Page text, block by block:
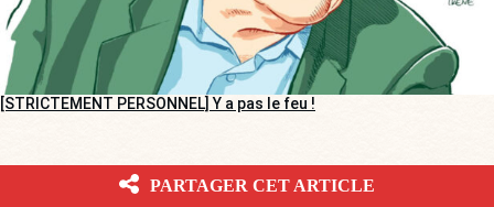
[STRICTEMENT PERSONNEL] Y a pas le feu !
RESTONS COURTOISPARTAGER CET ARTICLE